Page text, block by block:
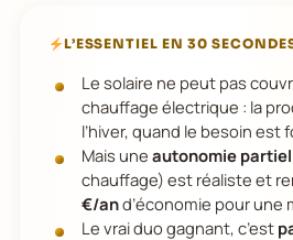
L’ESSENTIEL EN 30
Le solaire ne peut pas
chauffage électrique : la
l’hiver, quand le besoin est
Mais une autonomie
chauffage) est réaliste et
€/and’économie pour une
Le vrai duo gagnant, c’est